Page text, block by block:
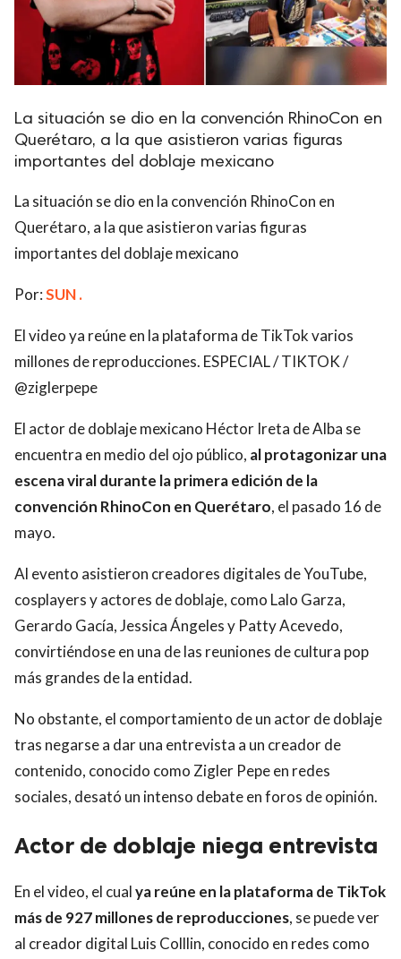
La situación se dio en la convención RhinoCon en
Querétaro, a la que asistieron varias figuras
importantes del doblaje mexicano
La situación se dio en la convención RhinoCon en
Querétaro, a la que asistieron varias figuras
importantes del doblaje mexicano
Por:SUN .
El video ya reúne en la plataforma de TikTok varios
millones de reproducciones. ESPECIAL / TIKTOK /
@ziglerpepe
El actor de doblaje mexicano Héctor Ireta de Alba se
encuentra en medio del ojo público, al protagonizar una
escena viral durante la primera edición de la
convención RhinoCon en Querétaro, el pasado 16 de
mayo.
Al evento asistieron creadores digitales de YouTube,
cosplayers y actores de doblaje, como Lalo Garza,
Gerardo Gacía, Jessica Ángeles y Patty Acevedo,
convirtiéndose en una de las reuniones de cultura pop
más grandes de la entidad.
No obstante, el comportamiento de un actor de doblaje
tras negarse a dar una entrevista a un creador de
contenido, conocido como Zigler Pepe en redes
sociales, desató un intenso debate en foros de opinión.
Actor de doblaje niega entrevista
En el video, el cualya reúne en la plataforma de TikTok
más de 927 millones de reproducciones, se puede ver
al creador digital Luis Colllin, conocido en redes como